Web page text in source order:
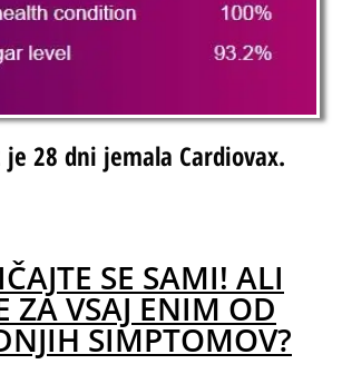
je 28 dni jemala Cardiovax.
SE SAMI! ALI
ZA VSAJ ENIM OD
SIMPTOMOV?